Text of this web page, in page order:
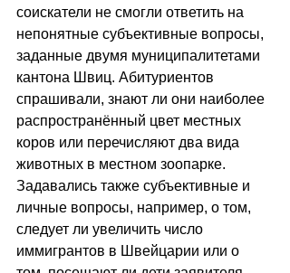
соискатели не смогли ответить на
непонятные субъективные вопросы,
заданные двумя муниципалитетами
кантона Швиц. Абитуриентов
спрашивали, знают ли они наиболее
распространённый цвет местных
коров или перечисляют два вида
животных в местном зоопарке.
Задавались также субъективные и
личные вопросы, например, о том,
следует ли увеличить число
иммигрантов в Швейцарии или о